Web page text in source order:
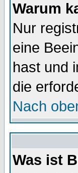
Warum
Nur
eine
hast und
die
Nach
Was ist